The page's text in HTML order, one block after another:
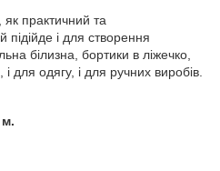
практичний та
підійде і для створення
білизна, бортики в ліжечко,
для одягу, і для ручних виробів.
м.